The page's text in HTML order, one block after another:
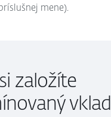
mene).
založíte
vklad